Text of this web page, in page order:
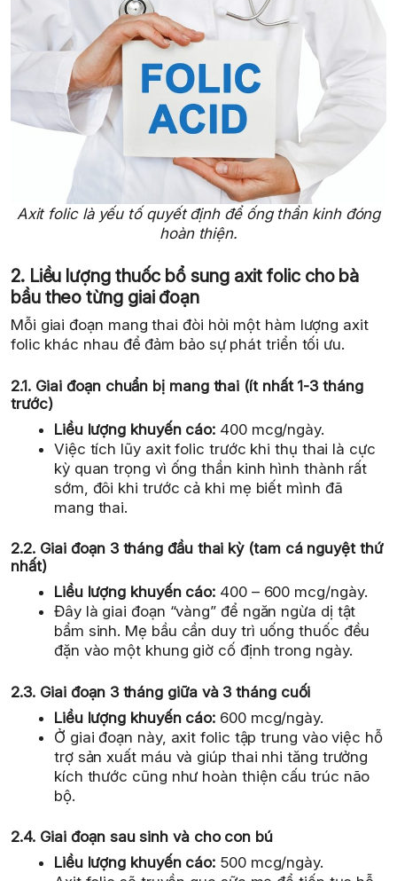
Axit folic là yếu tố quyết định để ống thần kinh đóng
hoàn thiện.
2. Liều lượng thuốc bổ sung axit folic cho bà
bầu theo từng giai đoạn
Mỗi giai đoạn mang thai đòi hỏi một hàm lượng axit
folic khác nhau để đảm bảo sự phát triển tối ưu.
2.1. Giai đoạn chuẩn bị mang thai (ít nhất 1-3 tháng
trước)
Liều lượng khuyến cáo: 400 mcg/ngày.
Việc tích lũy axit folic trước khi thụ thai là cực
kỳ quan trọng vì ống thần kinh hình thành rất
sớm, đôi khi trước cả khi mẹ biết mình đã
mang thai.
2.2. Giai đoạn 3 tháng đầu thai kỳ (tam cá nguyệt thứ
nhất)
Liều lượng khuyến cáo: 400 – 600 mcg/ngày.
Đây là giai đoạn “vàng” để ngăn ngừa dị tật
bẩm sinh. Mẹ bầu cần duy trì uống thuốc đều
đặn vào một khung giờ cố định trong ngày.
2.3. Giai đoạn 3 tháng giữa và 3 tháng cuối
Liều lượng khuyến cáo: 600 mcg/ngày.
Ở giai đoạn này, axit folic tập trung vào việc hỗ
trợ sản xuất máu và giúp thai nhi tăng trưởng
kích thước cũng như hoàn thiện cấu trúc não
bộ.
2.4. Giai đoạn sau sinh và cho con bú
Liều lượng khuyến cáo: 500 mcg/ngày.